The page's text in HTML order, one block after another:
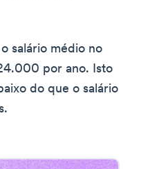
salário médio no
por ano. Isto
do que o salário